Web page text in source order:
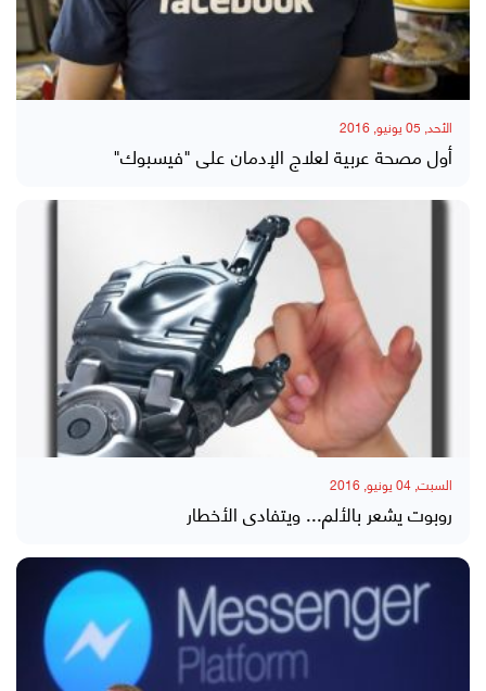
الأحد, 05 يونيو, 2016
أول مصحة عربية لعلاج الإدمان على "فيسبوك"
السبت, 04 يونيو, 2016
روبوت يشعر بالألم... ويتفادى الأخطار